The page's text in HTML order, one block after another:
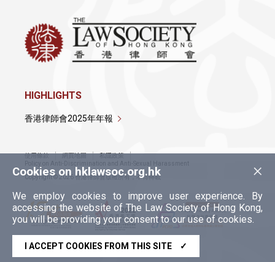
×
Cookies on hklawsoc.org.hk
We employ cookies to improve user experience. By
accessing the website of The Law Society of Hong Kong,
you will be providing your consent to our use of cookies.
I ACCEPT COOKIES FROM THIS SITE ✓
HIGHLIGHTS
香港律師會2025年年報
使用條款 網頁地圖
私隱政策
Policy on Anti-Discrimination and Anti-Sexual Harassment
Copyright © 2026 香港律師會版權所有，不得轉載